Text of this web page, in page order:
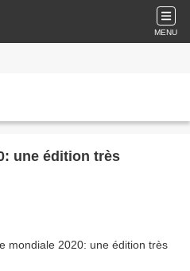
MENU
une édition très